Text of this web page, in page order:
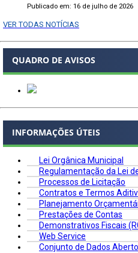
Publicado em: 16 de julho de 2026
VER TODAS NOTÍCIAS
QUADRO DE AVISOS
INFORMAÇÕES ÚTEIS
Lei Orgânica Municipal
Regulamentação da Lei
Processos de Licitação
Contratos e Termos
Planejamento
Prestações de Contas
Demonstrativos Fiscais
Web Service
Conjunto de Dados